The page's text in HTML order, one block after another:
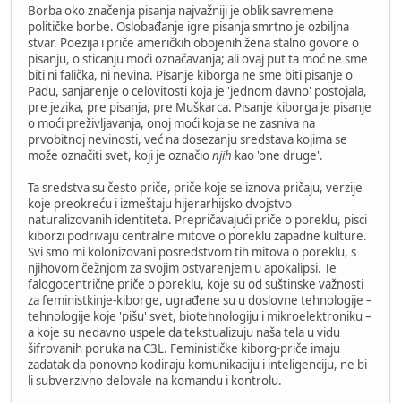
Borba oko značenja pisanja najvažniji je oblik savremene
političke borbe. Oslobađanje igre pisanja smrtno je ozbiljna
stvar. Poezija i priče američkih obojenih žena stalno govore o
pisanju, o sticanju moći označavanja; ali ovaj put ta moć ne sme
biti ni falička, ni nevina. Pisanje kiborga ne sme biti pisanje o
Padu, sanjarenje o celovitosti koja je 'jednom davno' postojala,
pre jezika, pre pisanja, pre Muškarca. Pisanje kiborga je pisanje
o moći preživljavanja, onoj moći koja se ne zasniva na
prvobitnoj nevinosti, već na dosezanju sredstava kojima se
može označiti svet, koji je označionjih kao 'one druge'.
Ta sredstva su često priče, priče koje se iznova pričaju, verzije
koje preokreću i izmeštaju hijerarhijsko dvojstvo
naturalizovanih identiteta. Prepričavajući priče o poreklu, pisci
kiborzi podrivaju centralne mitove o poreklu zapadne kulture.
Svi smo mi kolonizovani posredstvom tih mitova o poreklu, s
njihovom čežnjom za svojim ostvarenjem u apokalipsi. Te
falogocentrične priče o poreklu, koje su od suštinske važnosti
za feministkinje-kiborge, ugrađene su u doslovne tehnologije –
tehnologije koje 'pišu' svet, biotehnologiju i mikroelektroniku –
a koje su nedavno uspele da tekstualizuju naša tela u vidu
šifrovanih poruka na C3L. Feminističke kiborg-priče imaju
zadatak da ponovno kodiraju komunikaciju i inteligenciju, ne bi
li subverzivno delovale na komandu i kontrolu.